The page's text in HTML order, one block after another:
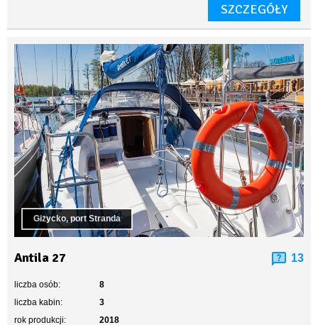
SZCZEGÓŁY
Giżycko, port Stranda
Antila 27 13
liczba osób:
8
liczba kabin:
3
rok produkcji:
2018